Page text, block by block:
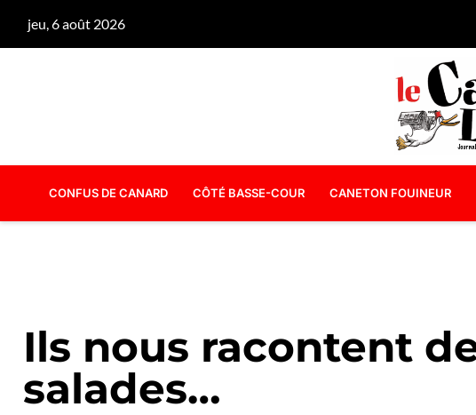
jeu, 6 août 2026
CONFUS DE CANARD CÔTÉ BASSE-COUR CANETON FOUINEUR
Ils nous racontent
salades…